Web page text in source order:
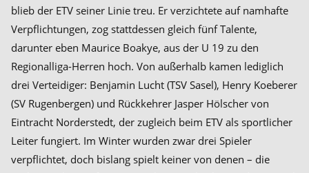
blieb der ETV seiner Linie treu. Er verzichtete auf namhafte
Verpflichtungen, zog stattdessen gleich fünf Talente,
darunter eben Maurice Boakye, aus der U 19 zu den
Regionalliga-Herren hoch. Von außerhalb kamen lediglich
drei Verteidiger: Benjamin Lucht (TSV Sasel), Henry Koeberer
(SV Rugenbergen) und Rückkehrer Jasper Hölscher von
Eintracht Norderstedt, der zugleich beim ETV als sportlicher
Leiter fungiert. Im Winter wurden zwar drei Spieler
verpflichtet, doch bislang spielt keiner von denen – die